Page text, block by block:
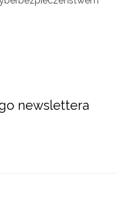
newslettera